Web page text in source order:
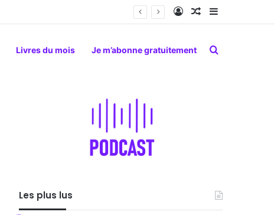
Connexion
Article Aléatoire
Sidebar
Livres du mois Je m’abonne gratuitement Rechercher
Les plus lus